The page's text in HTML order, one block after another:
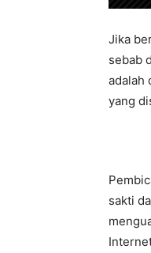
Jika
sebab
adalah
yang
sakti